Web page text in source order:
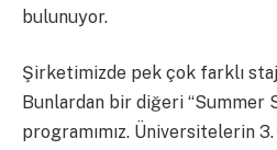
bulunuyor.
Şirketimizde pek çok farklı staj
Bunlardan bir diğeri “Summer
programımız. Üniversitelerin 3.